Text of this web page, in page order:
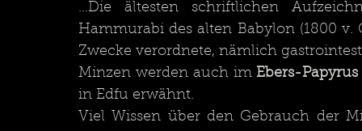
...Die ältesten schriftlichen
Hammurabi des alten Babylon (1800
Zwecke verordnete, nämlich
Minzen werden auch im Ebers-Papyrus
in Edfu erwähnt.
Viel Wissen über den Gebrauch der